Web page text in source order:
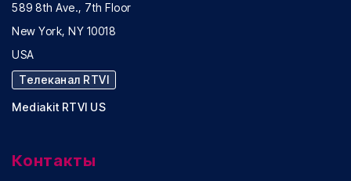
589 8th Ave., 7th Floor
New York, NY 10018
USA
Телеканал RTVI
Mediakit RTVI US
Контакты